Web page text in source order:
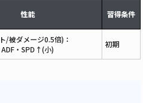
性能 習得条件
/被ダメージ0.5倍)：
ADF・SPD↑(小)
初期